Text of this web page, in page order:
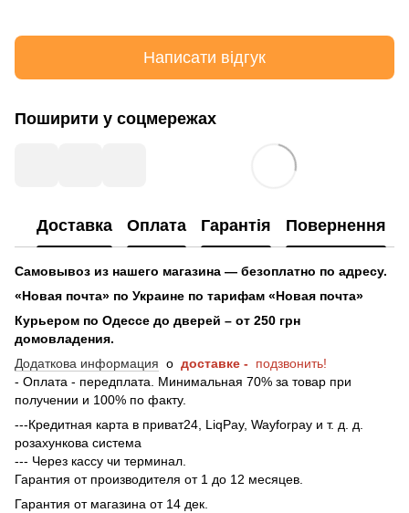
Написати відгук
Поширити у соцмережах
Доставка Оплата Гарантія Повернення
Самовывоз из нашего магазина — безоплатно по адресу.
«Новая почта» по Украине по тарифам «Новая почта»
Курьером по Одессе до дверей – от 250 грн
домовладения.
Додаткова информация о доставке - подзвонить!
- Оплата - передплата. Минимальная 70% за товар при
получении и 100% по факту.
---Кредитная карта в приват24, LiqPay, Wayforpay и т. д. д.
розахункова система
--- Через кассу чи терминал.
Гарантия от производителя от 1 до 12 месяцев.
Гарантия от магазина от 14 дек.